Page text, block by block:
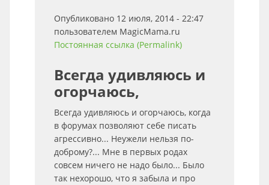
Опубликовано 12 июля, 2014 - 22:47
пользователем MagicMama.ru
Постоянная ссылка (Permalink)
Всегда удивляюсь и
огорчаюсь,
Всегда удивляюсь и огорчаюсь, когда
в форумах позволяют себе писать
агрессивно... Неужели нельзя по-
доброму?... Мне в первых родах
совсем ничего не надо было... Было
так нехорошо, что я забыла и про